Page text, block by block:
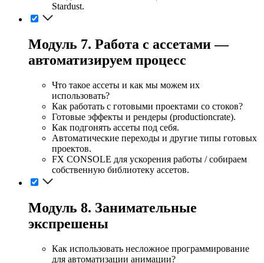
Stardust.
Модуль 7. Работа с ассетами —
автоматизируем процесс
Что такое ассеты и как мы можем их
использовать?
Как работать с готовыми проектами со стоков?
Готовые эффекты и рендеры (productioncrate).
Как подгонять ассеты под себя.
Автоматические переходы и другие типы готовых
проектов.
FX CONSOLE для ускорения работы / собираем
собственную библиотеку ассетов.
Модуль 8. Занимательные
экспрешены
Как использовать несложное программирование
для автоматизации анимации?